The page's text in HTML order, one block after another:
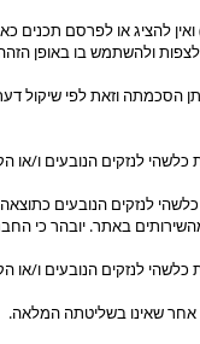
להציג או לפרסם תכנים
ולהשתמש בו באופן
הסכמתה וזאת לפי שיקול
לנזקים הנובעים ו/או
לנזקים הנובעים
באתר. יובהר כי
לנזקים הנובעים ו/או
שאינו בשליטתה המלאה.